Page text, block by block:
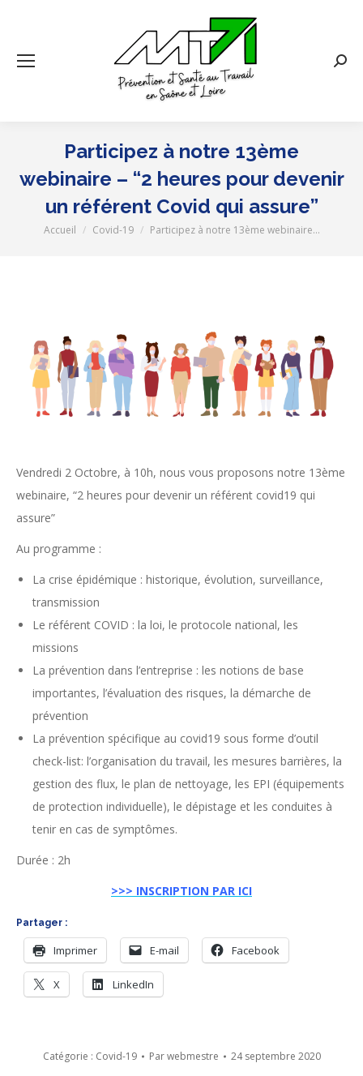
Participez à notre 13ème
webinaire – “2 heures pour devenir
un référent Covid qui assure”
Vous êtes ici :
Accueil Covid-19 Participez à notre 13ème webinaire…
Vendredi 2 Octobre, à 10h, nous vous proposons notre 13ème
webinaire, “2 heures pour devenir un référent covid19 qui
assure”
Au programme :
La crise épidémique : historique, évolution, surveillance,
transmission
Le référent COVID : la loi, le protocole national, les
missions
La prévention dans l’entreprise : les notions de base
importantes, l’évaluation des risques, la démarche de
prévention
La prévention spécifique au covid19 sous forme d’outil
check-list: l’organisation du travail, les mesures barrières, la
gestion des flux, le plan de nettoyage, les EPI (équipements
de protection individuelle), le dépistage et les conduites à
tenir en cas de symptômes.
Durée : 2h
>>> INSCRIPTION PAR ICI
Partager :
Imprimer E-mail Facebook
X LinkedIn
Catégorie : Covid-19 Parwebmestre 24 septembre 2020